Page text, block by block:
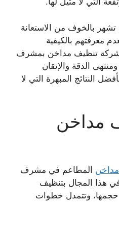
بالخوف من الاستعانة
معرفتهم بالكيفية
شركة تنظيف مداخن بمشرف
الدقة والإتقان
النتائج المبهرة التي لا
مداخن
المطاعم في مشرف
هذا المجال بتنظيف
وتتمدل خطوات